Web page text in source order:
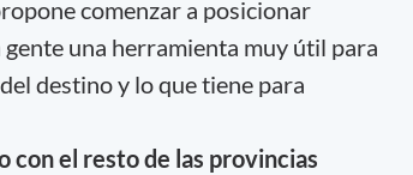
comenzar a posicionar
una herramienta muy útil para
destino y lo que tiene para
con el resto de las provincias